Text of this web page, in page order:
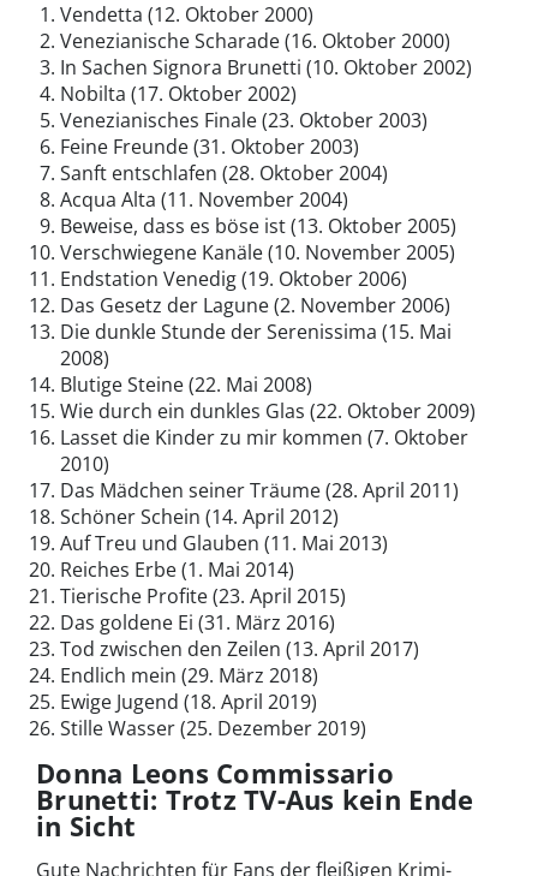
Vendetta (12. Oktober 2000)
Venezianische Scharade (16. Oktober 2000)
In Sachen Signora Brunetti (10. Oktober 2002)
Nobilta (17. Oktober 2002)
Venezianisches Finale (23. Oktober 2003)
Feine Freunde (31. Oktober 2003)
Sanft entschlafen (28. Oktober 2004)
Acqua Alta (11. November 2004)
Beweise, dass es böse ist (13. Oktober 2005)
Verschwiegene Kanäle (10. November 2005)
Endstation Venedig (19. Oktober 2006)
Das Gesetz der Lagune (2. November 2006)
Die dunkle Stunde der Serenissima (15. Mai
2008)
Blutige Steine (22. Mai 2008)
Wie durch ein dunkles Glas (22. Oktober 2009)
Lasset die Kinder zu mir kommen (7. Oktober
2010)
Das Mädchen seiner Träume (28. April 2011)
Schöner Schein (14. April 2012)
Auf Treu und Glauben (11. Mai 2013)
Reiches Erbe (1. Mai 2014)
Tierische Profite (23. April 2015)
Das goldene Ei (31. März 2016)
Tod zwischen den Zeilen (13. April 2017)
Endlich mein (29. März 2018)
Ewige Jugend (18. April 2019)
Stille Wasser (25. Dezember 2019)
Donna Leons Commissario
Brunetti: Trotz TV-Aus kein Ende
in Sicht
Gute Nachrichten für Fans der fleißigen Krimi-